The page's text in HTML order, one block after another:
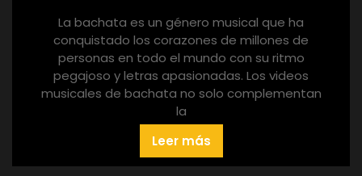
La bachata es un género musical que ha
conquistado los corazones de millones de
personas en todo el mundo con su ritmo
pegajoso y letras apasionadas. Los videos
musicales de bachata no solo complementan
la
Leer más